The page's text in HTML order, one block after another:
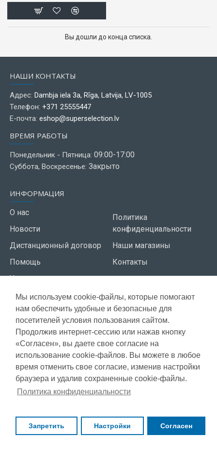
Мы используем cookie-файлы, которые помогают
нам обеспечить удобные и безопасные для
посетителей условия пользования сайтом.
Продолжив интернет-сессию или нажав кнопку
«Согласен», вы даете свое согласие на
использование cookie-файлов. Вы можете в любое
время отменить свое согласие, изменив настройки
браузера и удалив сохраненные cookie-файлы.
Политика конфиденциальности
Запретить Настройки Согласен
Вы дошли до конца списка.
НАШИ КОНТАКТЫ
Адрес: Dambja iela 3a, Rīga, Latvija, LV-1005
Телефон: +371 25555447
Е-почта: eshop@superselection.lv
ВРЕМЯ РАБОТЫ
Понедельник - Пятница: 09:00-17:00
Суббота, Воскресенье: Закрыто
ИНФОРМАЦИЯ
О нас
Новости
Дистанционный договор
Помощь
Условия использования
Политика
конфиденциальности
Наши магазины
Контакты
СЕРВИС КЛИЕНТОВ
Доставка
Оплата
Газета акций
Copyright © 2021, Super Selection, Все права защищены